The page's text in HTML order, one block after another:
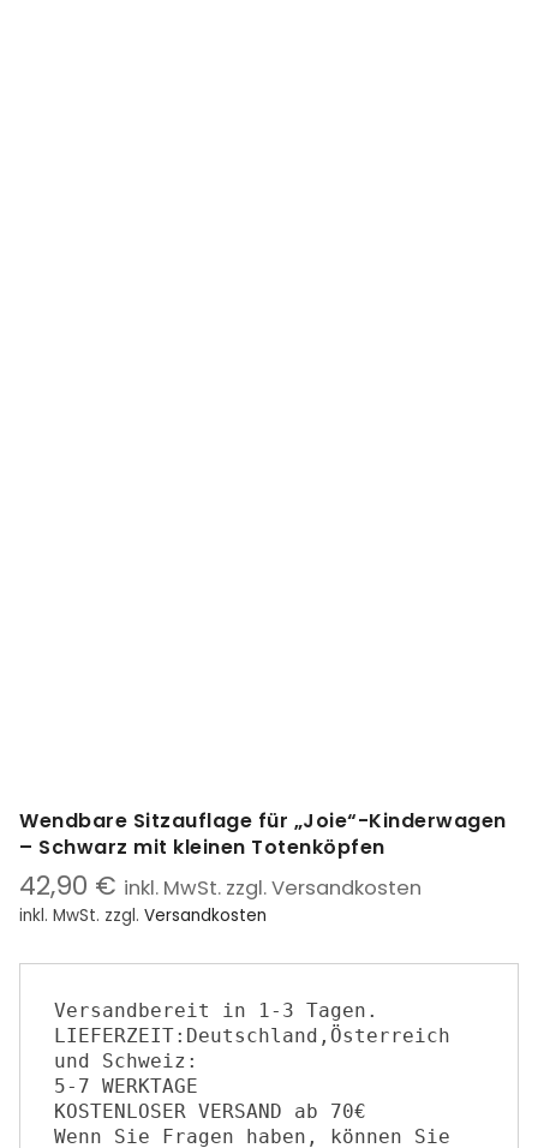
Wendbare Sitzauflage für „Joie“-Kinderwagen
– Schwarz mit kleinen Totenköpfen
42,90 € inkl. MwSt. zzgl. Versandkosten
inkl. MwSt. zzgl. Versandkosten
Versandbereit in 1-3 Tagen.
LIEFERZEIT:Deutschland,Österreich
und Schweiz:
5-7 WERKTAGE
KOSTENLOSER VERSAND ab 70€
Wenn Sie ​F​ragen haben​,​ können Sie